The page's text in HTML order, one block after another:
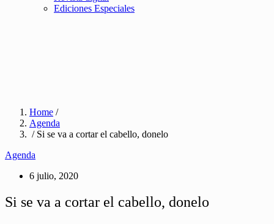
Ediciones Especiales
Home /
Agenda
/ Si se va a cortar el cabello, donelo
Agenda
6 julio, 2020
Si se va a cortar el cabello, donelo